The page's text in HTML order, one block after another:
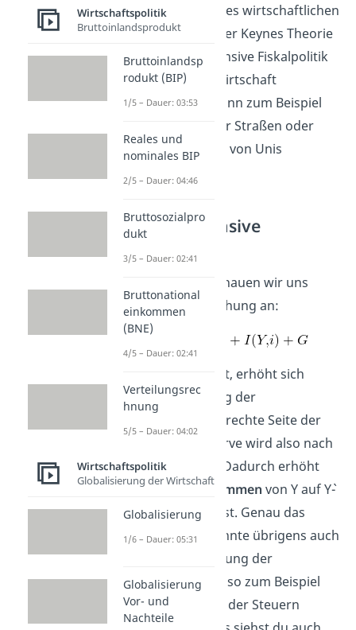
uns in der Phase eines wirtschaftlichen
Abschwungs. Laut der Keynes Theorie
sollen wir jetzt expansive Fiskalpolitik
betreiben, um die Wirtschaft
anzukurbeln. Das kann zum Beispiel
durch den Bau neuer Straßen oder
durch die Sanierung von Unis
Wirkung expansive
Fiskalpolitik
Zum Verständnis schauen wir uns
nochmal die IS Gleichung an:
Wie du sehen kannst, erhöht sich
durch eine Erhöhung der
Staatsausgaben die rechte Seite der
Gleichung, die IS Kurve wird also nach
außen verschoben. Dadurch erhöht
sich dasVolkseinkommen von Y auf Y`-
die Wirtschaft wächst. Genau das
gleiche Ergebnis könnte übrigens auch
durch eine Reduzierung der
Staatseinnahmen- also zum Beispiel
durch eine Senkung der Steuern
Wirtschaftspolitik
Bruttoinlandsprodukt
Bruttoinlandsp
rodukt (BIP)
1/5 – Dauer: 03:53
Reales und
nominales BIP
2/5 – Dauer: 04:46
Bruttosozialpro
dukt
3/5 – Dauer: 02:41
Bruttonational
einkommen
(BNE)
4/5 – Dauer: 02:41
Verteilungsrec
hnung
5/5 – Dauer: 04:02
Wirtschaftspolitik
Globalisierung der Wirtschaft
Globalisierung
1/6 – Dauer: 05:31
Globalisierung
Vor- und
Nachteile